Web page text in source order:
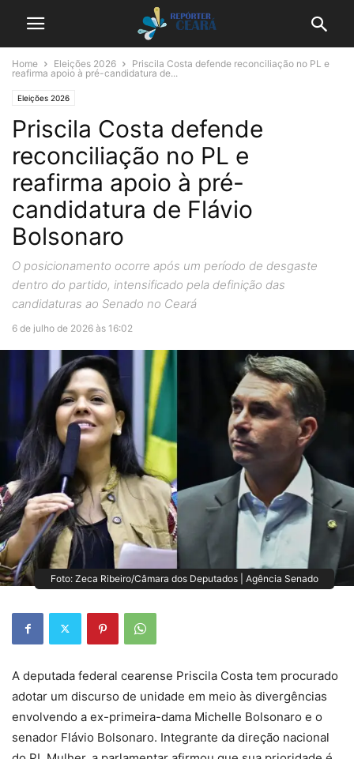
Home Eleições 2026
Priscila Costa defende reconciliação no PL e
reafirma apoio à pré-candidatura de...
Eleições 2026
Priscila Costa defende
reconciliação no PL e
reafirma apoio à pré-
candidatura de Flávio
Bolsonaro
O posicionamento ocorre após um período de desgaste
dentro do partido, intensificado pela definição das
candidaturas ao Senado no Ceará
6 de julho de 2026 às 16:02
Foto: Zeca Ribeiro/Câmara dos Deputados | Agência Senado
A deputada federal cearense Priscila Costa tem procurado
adotar um discurso de unidade em meio às divergências
envolvendo a ex-primeira-dama Michelle Bolsonaro e o
senador Flávio Bolsonaro. Integrante da direção nacional